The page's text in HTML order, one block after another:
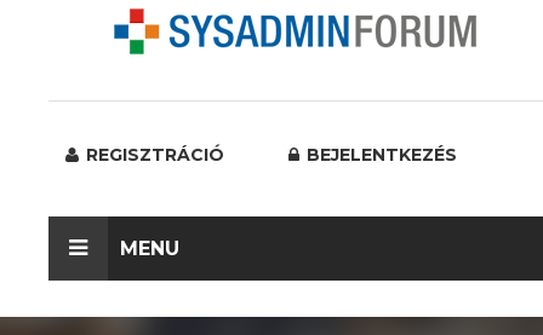
REGISZTRÁCIÓ BEJELENTKEZÉS
MENU